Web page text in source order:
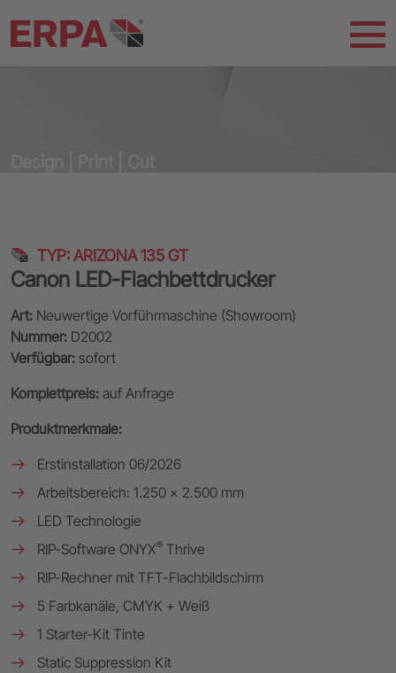
TYP: ARIZONA 135 GT
Canon LED-Flachbettdrucker
Art: Neuwertige Vorführmaschine (Showroom)
Nummer: D2002
Verfügbar: sofort
Komplettpreis: auf Anfrage
Produktmerkmale:
Erstinstallation 06/2026
Arbeitsbereich: 1.250 x 2.500 mm
LED Technologie
RIP-Software ONYX® Thrive
RIP-Rechner mit TFT-Flachbildschirm
5 Farbkanäle, CMYK + Weiß
1 Starter-Kit Tinte
Static Suppression Kit